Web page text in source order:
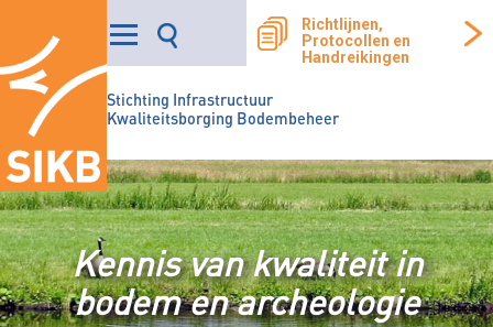
Stichting Infrastructuur
Kwaliteitsborging Bodembeheer
Richtlijnen,
Protocollen en
Handreikingen
Kennis van kwaliteit in
bodem en archeologie